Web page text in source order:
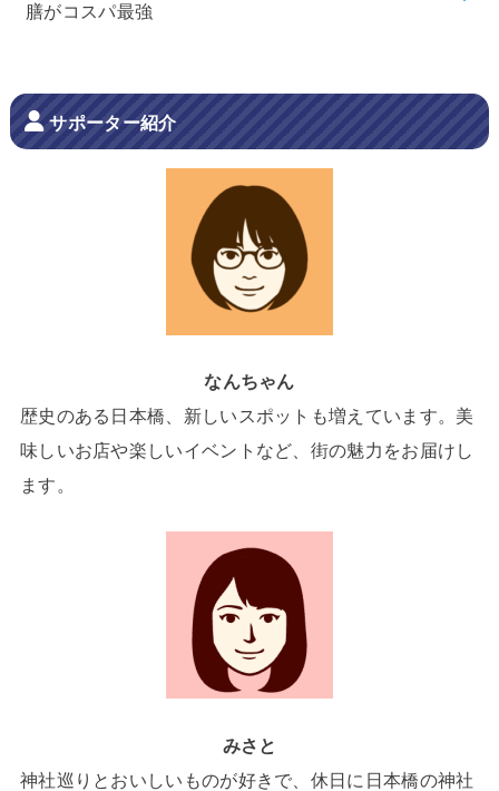
膳がコスパ最強
サポーター紹介
なんちゃん
歴史のある日本橋、新しいスポットも増えています。美
味しいお店や楽しいイベントなど、街の魅力をお届けし
ます。
みさと
神社巡りとおいしいものが好きで、休日に日本橋の神社